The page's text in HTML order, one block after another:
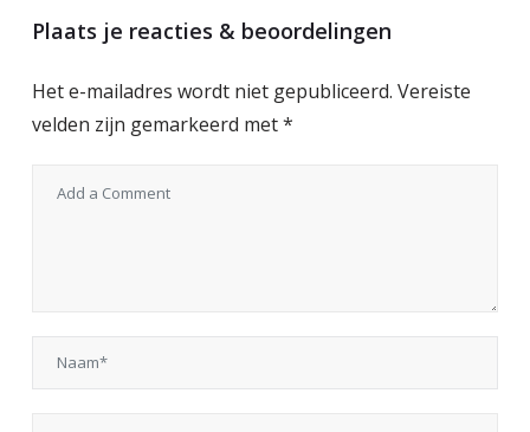
Plaats je reacties & beoordelingen
Het e-mailadres wordt niet gepubliceerd. Vereiste
velden zijn gemarkeerd met*